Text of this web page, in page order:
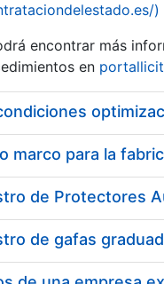
)
encontrar más
en